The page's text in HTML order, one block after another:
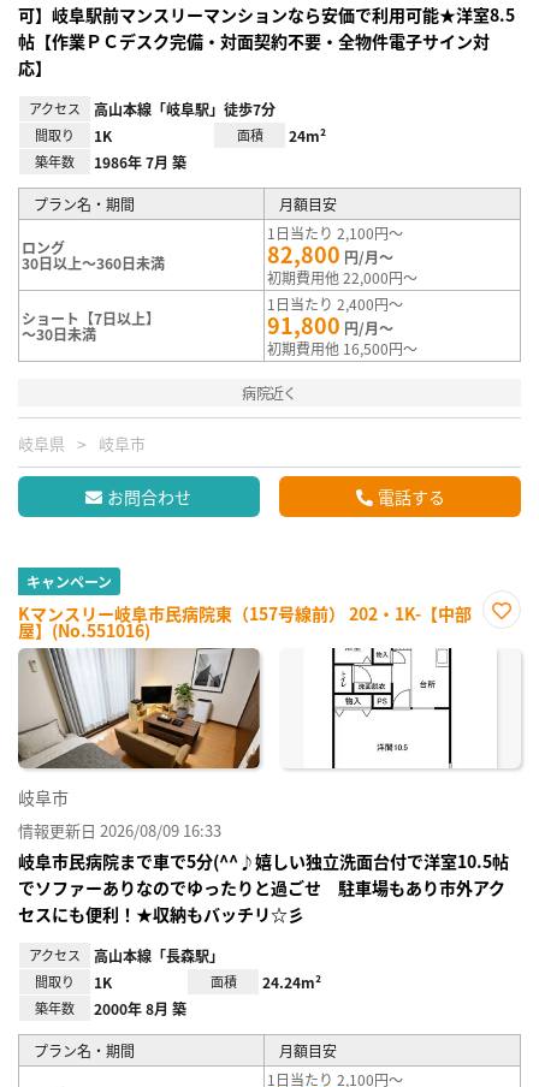
可】岐阜駅前マンスリーマンションなら安価で利用可能★洋室8.5
帖【作業ＰＣデスク完備・対面契約不要・全物件電子サイン対
応】
アクセス 高山本線「岐阜駅」徒歩7分
間取り 1K 面積 24m²
築年数 1986年 7月 築
プラン名・期間 月額目安
ロング
30日以上～360日未満
1日当たり 2,100円～
82,800 円/月～
初期費用他 22,000円～
ショート【7日以上】
～30日未満
1日当たり 2,400円～
91,800 円/月～
初期費用他 16,500円～
病院近く
岐阜県 岐阜市
お問合わせ 電話する
キャンペーン
Kマンスリー岐阜市民病院東（157号線前） 202・1K-【中部
屋】(No.551016)
に入
岐阜市
情報更新日 2026/08/09 16:33
岐阜市民病院まで車で5分(^^♪嬉しい独立洗面台付で洋室10.5帖
でソファーありなのでゆったりと過ごせ 駐車場もあり市外アク
セスにも便利！★収納もバッチリ☆彡
アクセス 高山本線「長森駅」
間取り 1K 面積 24.24m²
築年数 2000年 8月 築
プラン名・期間 月額目安
1日当たり 2,100円～